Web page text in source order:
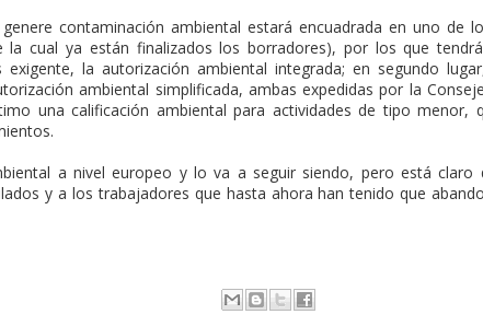
contaminación ambiental estará encuadrada en uno de
la cual ya están finalizados los borradores), por los que
la autorización ambiental integrada; en segundo
ambiental simplificada, ambas expedidas por la
una calificación ambiental para actividades de tipo menor,
a nivel europeo y lo va a seguir siendo, pero está claro
y a los trabajadores que hasta ahora han tenido que